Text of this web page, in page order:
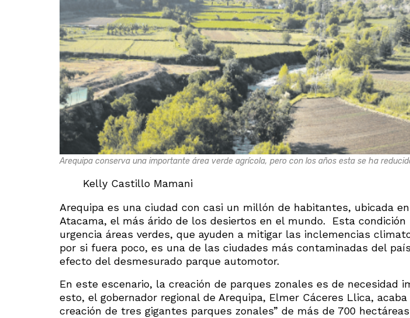
Arequipa conserva una importante área verde agrícola, pero con los años esta se ha
Kelly Castillo Mamani
Arequipa es una ciudad con casi un millón de habitantes, ubicada
Atacama, el más árido de los desiertos en el mundo. Esta condición
urgencia áreas verdes, que ayuden a mitigar las inclemencias
por si fuera poco, es una de las ciudades más contaminadas del
efecto del desmesurado parque automotor.
En este escenario, la creación de parques zonales es de necesidad
esto, el gobernador regional de Arequipa, Elmer Cáceres Llica,
creación de tres gigantes parques zonales” de más de 700